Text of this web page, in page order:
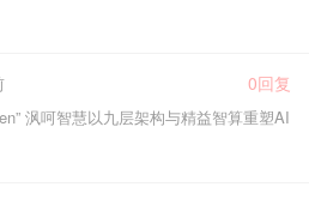
0回复
沨呵智慧以九层架构与精益智算重塑AI